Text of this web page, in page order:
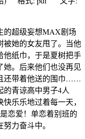
的超级妄想MAX剧场
被她的女友甩了。当他
他纸巾，于是夏树把手
她。后来他们也没再见
还带着他送的围巾……
青谅高中男子4人
乐乐地过着每一天，
恋爱！单恋着别班的
力奋斗中。